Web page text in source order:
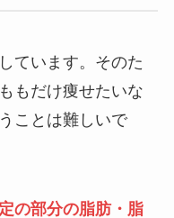
ています。そのた
もだけ痩せたいな
ことは難しいで
の部分の脂肪・脂